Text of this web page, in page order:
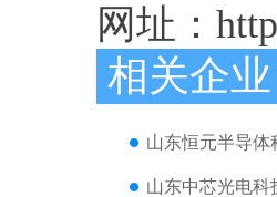
网址：
相关企业
山东恒元半导体
山东中芯光电科